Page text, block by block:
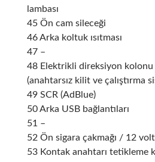
lambası
45 Ön cam sileceği
46 Arka koltuk ısıtması
47 –
48 Elektrikli direksiyon kolonu
(anahtarsız kilit ve çalıştırma
49 SCR (AdBlue)
50 Arka USB bağlantıları
51 –
52 Ön sigara çakmağı / 12
53 Kontak anahtarı tetikleme